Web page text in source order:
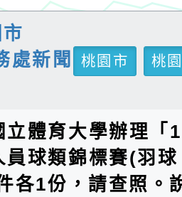
處新聞
桃園市
桃
立體育大學辦理「
員球類錦標賽(羽
各1份，請查照。